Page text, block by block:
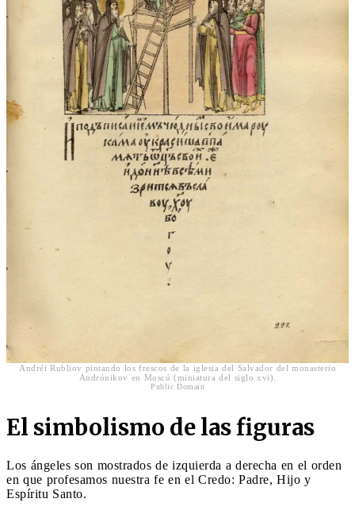
Andréi Rubliov pintando los frescos de la iglesia del Salvador del monasterio
Andrónikov en Moscú (miniatura del siglo xvi).
Public Domain
El simbolismo de las figuras
Los ángeles son mostrados de izquierda a derecha en el orden
en que profesamos nuestra fe en el Credo: Padre, Hijo y
Espíritu Santo.